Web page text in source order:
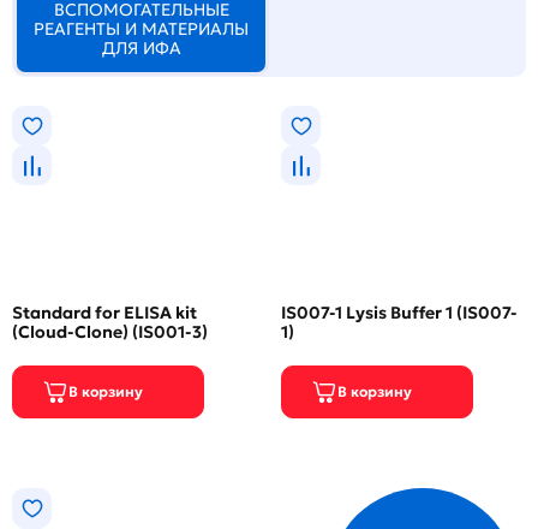
ВСПОМОГАТЕЛЬНЫЕ
РЕАГЕНТЫ И МАТЕРИАЛЫ
ДЛЯ ИФА
Standard for ELISA kit
(Cloud-Clone) (IS001-3)
IS007-1 Lysis Buffer 1 (IS007-
1)